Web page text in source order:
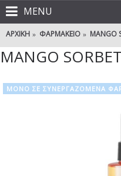
MENU
ΑΡΧΙΚΉ ΦΑΡΜΑΚΕΊΟ MANGO
ΜΟΝΟ ΣΕ ΣΥΝΕΡΓΑΖΟΜΕΝΑ